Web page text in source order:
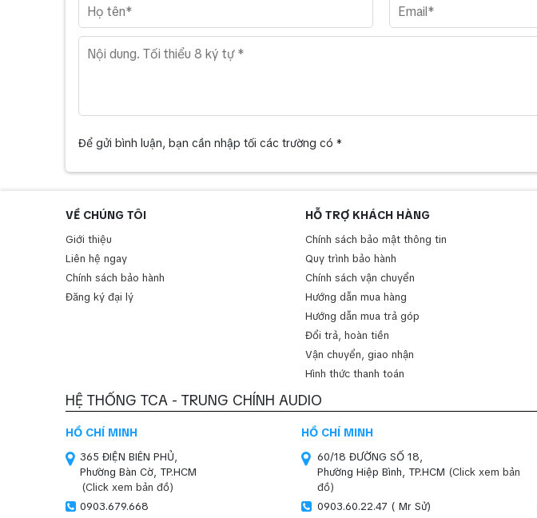
Để gửi bình luận, bạn cần nhập tối các trường có *
VỀ CHÚNG TÔI
Giới thiệu
Liên hệ ngay
Chính sách bảo hành
Đăng ký đại lý
HỖ TRỢ KHÁCH HÀNG
Chính sách bảo mật thông tin
Quy trình bảo hành
Chính sách vận chuyển
Hướng dẫn mua hàng
Hướng dẫn mua trả góp
Đổi trả, hoàn tiền
Vận chuyển, giao nhận
Hình thức thanh toán
HỆ THỐNG TCA - TRUNG CHÍNH AUDIO
HỒ CHÍ MINH
365 ĐIỆN BIÊN PHỦ,
Phường Bàn Cờ, TP.HCM
(Click xem bản đồ)
0903.679.668
HỒ CHÍ MINH
60/18 ĐƯỜNG SỐ 18,
Phường Hiệp Bình, TP.HCM (Click xem bản
đồ)
0903.60.22.47 ( Mr Sử)